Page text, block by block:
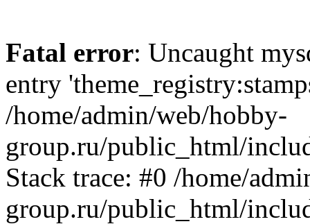
Fatal error: Uncaught
entry
/home/admin/web/hobby-
group.ru/public_html/
Stack trace: #0 /home/
group.ru/public_html/